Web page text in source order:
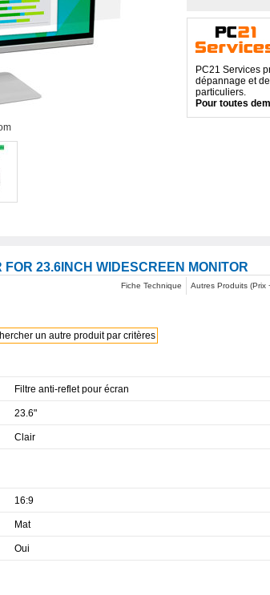
PC21 Services
dépannage et
particuliers.
Pour toutes
23.6INCH WIDESCREEN MONITOR
Fiche Technique Autres Produits (Prix
un autre produit par critères
Filtre anti-reflet pour écran
23.6"
Clair
16:9
Mat
Oui